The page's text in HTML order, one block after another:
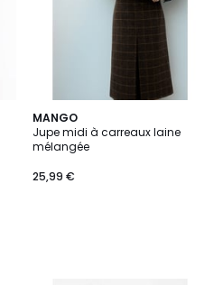
MANGO
Jupe midi à carreaux laine
mélangée
25,99 €